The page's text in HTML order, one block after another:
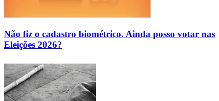
Não fiz o cadastro biométrico. Ainda posso votar nas
Eleições 2026?